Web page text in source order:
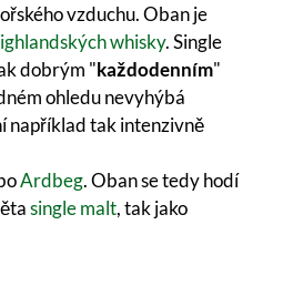
vzduchu. Oban je
whisky. Single
dobrým "každodenním"
ohledu nevyhýbá
například tak intenzivně
Ardbeg. Oban se tedy hodí
single malt, tak jako